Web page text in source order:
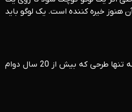
هنوز خیره کننده است. یک لوگو باید
یکی دیگر از اصول اولیه طراحی لوگو، ماندگار بودن لوگو است. طراحان لوگوی حرفه ای و آگاه، از ارزش یک لوگوی ماندگار آگاه هستند. شرکت‌های طراحی لوگو می‌دانند که تنها طرحی که بیش از 20 سال دوام